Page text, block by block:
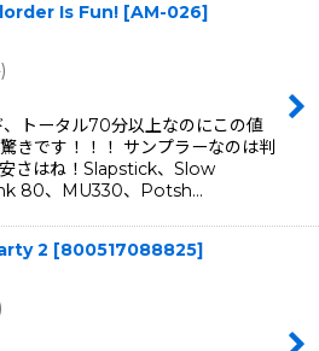
Is Fun! [AM-026]
)
トータル70分以上なのにこの値
きです！！！ サンプラーなのは判
さはね！Slapstick、Slow
80、MU330、Potsh…
2 [800517088825]